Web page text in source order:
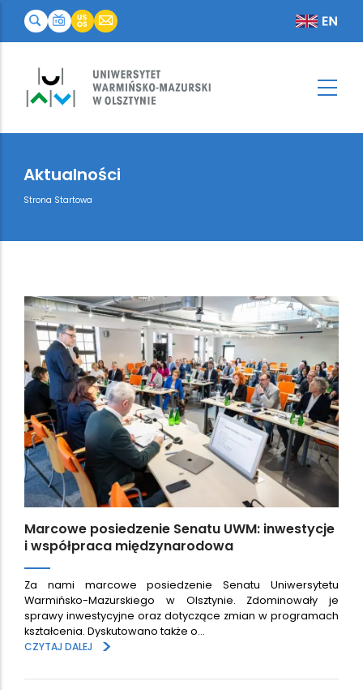
Aktualności
Breadcrumb
Strona Startowa
Marcowe posiedzenie Senatu UWM: inwestycje
i współpraca międzynarodowa
Za nami marcowe posiedzenie Senatu Uniwersytetu
Warmińsko-Mazurskiego w Olsztynie. Zdominowały je
sprawy inwestycyjne oraz dotyczące zmian w programach
kształcenia. Dyskutowano także o…
CZYTAJ DALEJ
>